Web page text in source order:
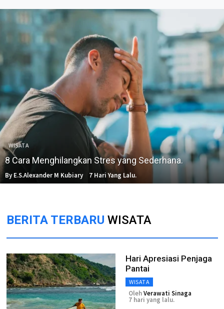
WISATA
8 Cara Menghilangkan Stres yang Sederhana.
By E.S.Alexander M Kubiary 7 Hari Yang Lalu.
BERITA TERBARU WISATA
Hari Apresiasi Penjaga
Pantai
WISATA
OlehVerawati Sinaga
7 hari yang lalu.